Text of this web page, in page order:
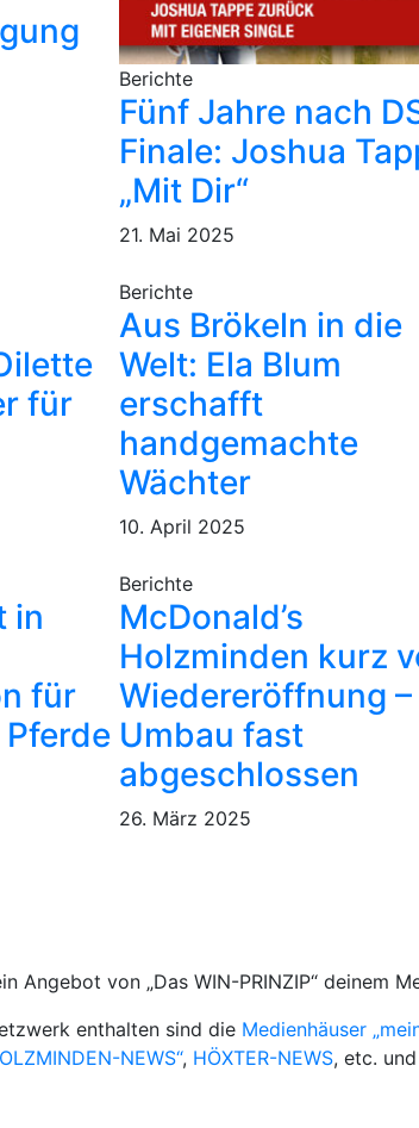
Berichte
Fünf Jahre nach
Finale: Joshua
„Mit Dir“
21. Mai 2025
für
Berichte
Aus Brökeln in die
Welt: Ela Blum
erschafft
handgemachte
Wächter
10. April 2025
in
für
Berichte
McDonald’s
Holzminden kurz
Wiedereröffnung –
Umbau fast
abgeschlossen
26. März 2025
Angebot von „Das WIN-PRINZIP“ deinem
enthalten sind die Medienhäuser
NEWS“, HÖXTER-NEWS, etc.